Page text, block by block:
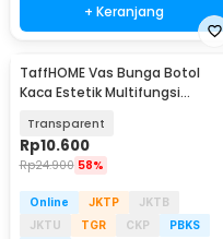
+ Keranjang
TaffHOME Vas Bunga Botol
Kaca Estetik Multifungsi
Transparent
Rp10.600
Rp24.900 58%
Online JKTP
JKTB
JKTU
TGR CKP
PBKS